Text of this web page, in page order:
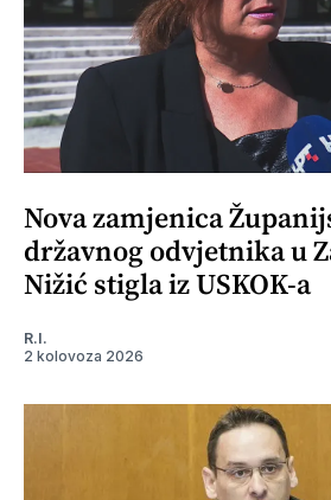
Nova zamjenica
državnog odvjetnika u
Nižić stigla iz USKOK-a
R.I.
2 kolovoza 2026